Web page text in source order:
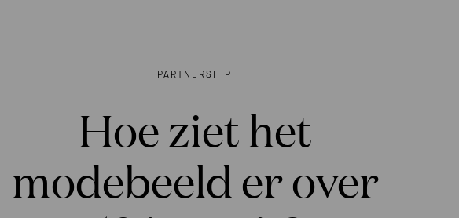
PARTNERSHIP
Hoe ziet het
modebeeld er over